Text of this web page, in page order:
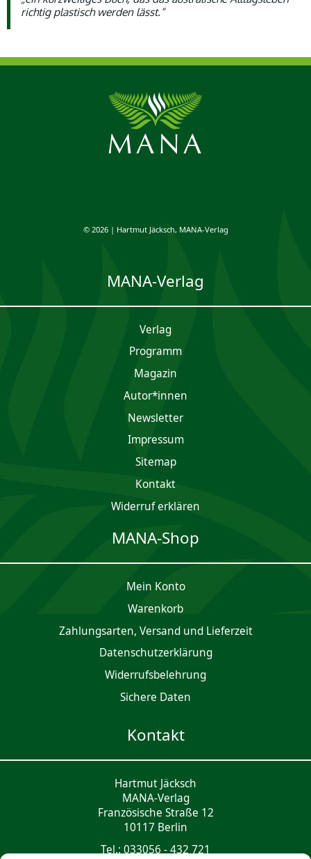
richtig plastisch werden lässt.“
© 2026 | Hartmut Jäcksch, MANA-Verlag
MANA-Verlag
Verlag
Programm
Magazin
Autor*innen
Newsletter
Impres­sum
Sitemap
Kontakt
Widerruf erklären
MANA-Shop
Mein Konto
Waren­korb
Zahlungsarten, Versand und Lieferzeit
Daten­schutz­er­klärung
Widerrufsbelehrung
Sichere Daten
Kontakt
Hartmut Jäcksch
MANA-Verlag
Französische Straße 12
10117 Berlin
Tel.: 033056 - 432 721